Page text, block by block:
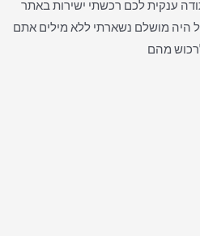
ענקית לכם רכשתי ישירות באתר
היה מושלם נשארתי ללא מילים אתם
מהם